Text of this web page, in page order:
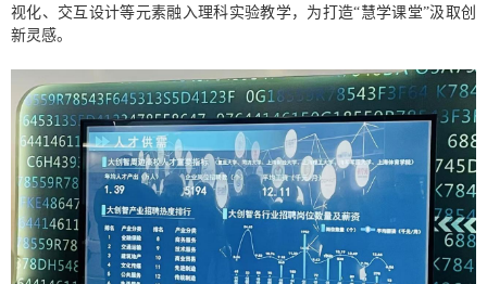
视化、交互设计等元素融入理科实验教学，为打造“慧学课堂”汲取创
新灵感。